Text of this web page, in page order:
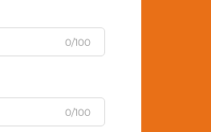
0/100
0/100